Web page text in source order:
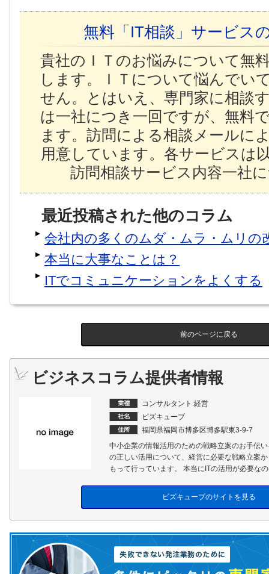
無料「IT相談」サービス
貴社のＩＴのお悩みについて無
します。ＩＴについて悩んでい
せん。とはいえ、専門家に相談
は一社につき一回ですが、無料
ます。訪問による相談メールに
用意しています。各サービスは
訪問相談サービス内容一社
最近投稿された他のコラム
会社内の多くのムダ・ムラ・ムリの
本当に大事なことは？
ITでコミュニケーションをよくする
前のページに戻る
ビジネスコラム提供者情報
コンサルタント:経営
ビズキューブ
福岡県福岡市博多区博多駅東3-9-7
中小企業の情報活用のための戦略立案のお手伝
の正しい活用について、経営に必要な戦略立案
もって行っています。 本当にITの活用が必要な
ビズキューブのサイトを見る